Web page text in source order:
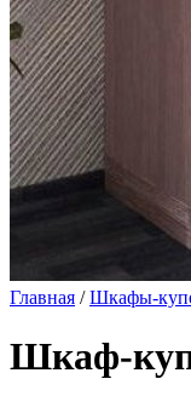
Главная /Шкафы-
Шкаф-